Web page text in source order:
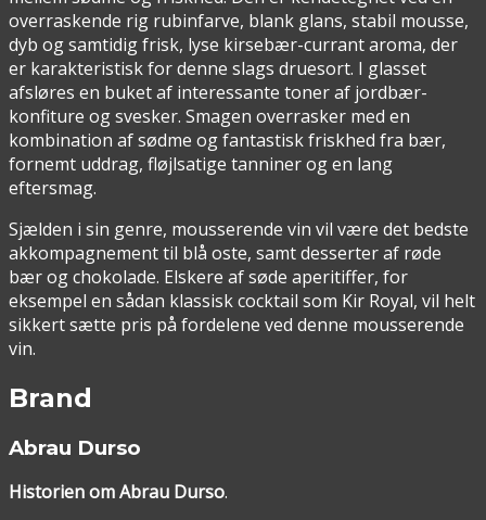
overraskende rig rubinfarve, blank glans, stabil mousse,
dyb og samtidig frisk, lyse kirsebær-currant aroma, der
er karakteristisk for denne slags druesort. I glasset
afsløres en buket af interessante toner af jordbær-
konfiture og svesker. Smagen overrasker med en
kombination af sødme og fantastisk friskhed fra bær,
fornemt uddrag, fløjlsatige tanniner og en lang
eftersmag.
Sjælden i sin genre, mousserende vin vil være det bedste
akkompagnement til blå oste, samt desserter af røde
bær og chokolade. Elskere af søde aperitiffer, for
eksempel en sådan klassisk cocktail som Kir Royal, vil helt
sikkert sætte pris på fordelene ved denne mousserende
vin.
Brand
Abrau Durso
Historien om Abrau Durso.